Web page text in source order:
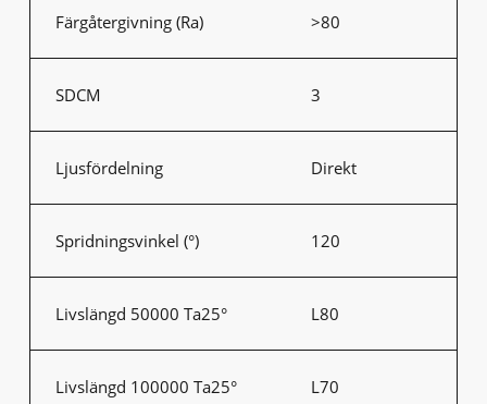
Färgåtergivning (Ra) >80
SDCM 3
Ljusfördelning Direkt
Spridningsvinkel (°) 120
Livslängd 50000 Ta25° L80
Livslängd 100000 Ta25° L70